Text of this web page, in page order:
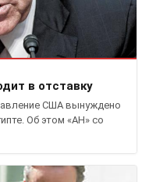
в отставку
США вынуждено
Об этом «АН» со